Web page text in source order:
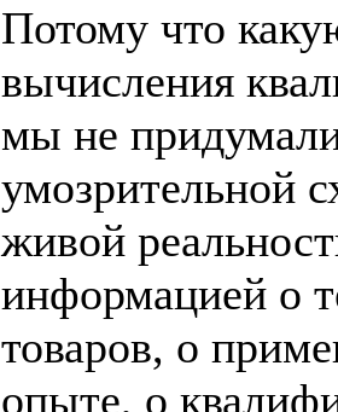
Потому что
вычисления
мы не
умозрительной
живой
информацией о
товаров, о
опыте, о